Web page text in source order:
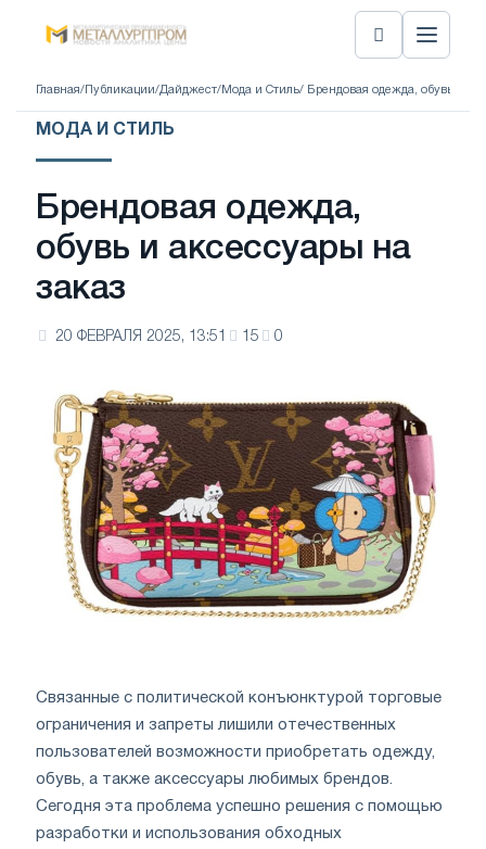
Главная/ Публикации/Дайджест/ Мода и Стиль/ Брендовая одежда, обувь и
МОДА И СТИЛЬ
Брендовая одежда,
обувь и аксессуары на
заказ
20 ФЕВРАЛЯ 2025, 13:51 15 0
Связанные с политической конъюнктурой торговые
ограничения и запреты лишили отечественных
пользователей возможности приобретать одежду,
обувь, а также аксессуары любимых брендов.
Сегодня эта проблема успешно решения с помощью
разработки и использования обходных